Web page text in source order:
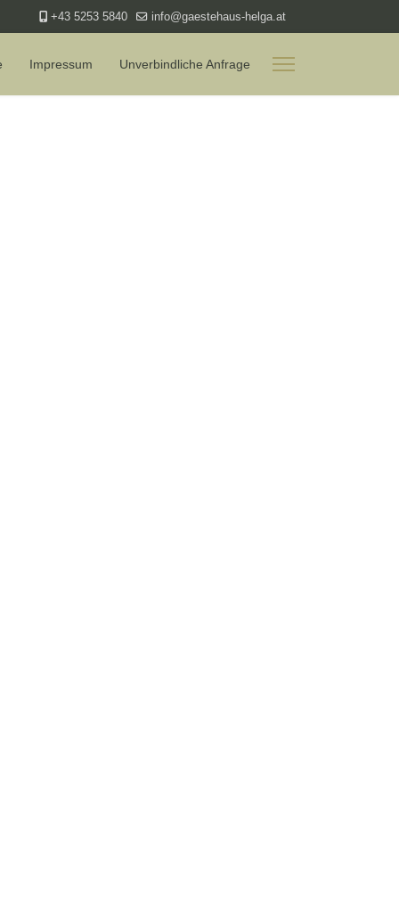
+43 5253 5840 info@gaestehaus-helga.at
Impressum Unverbindliche Anfrage